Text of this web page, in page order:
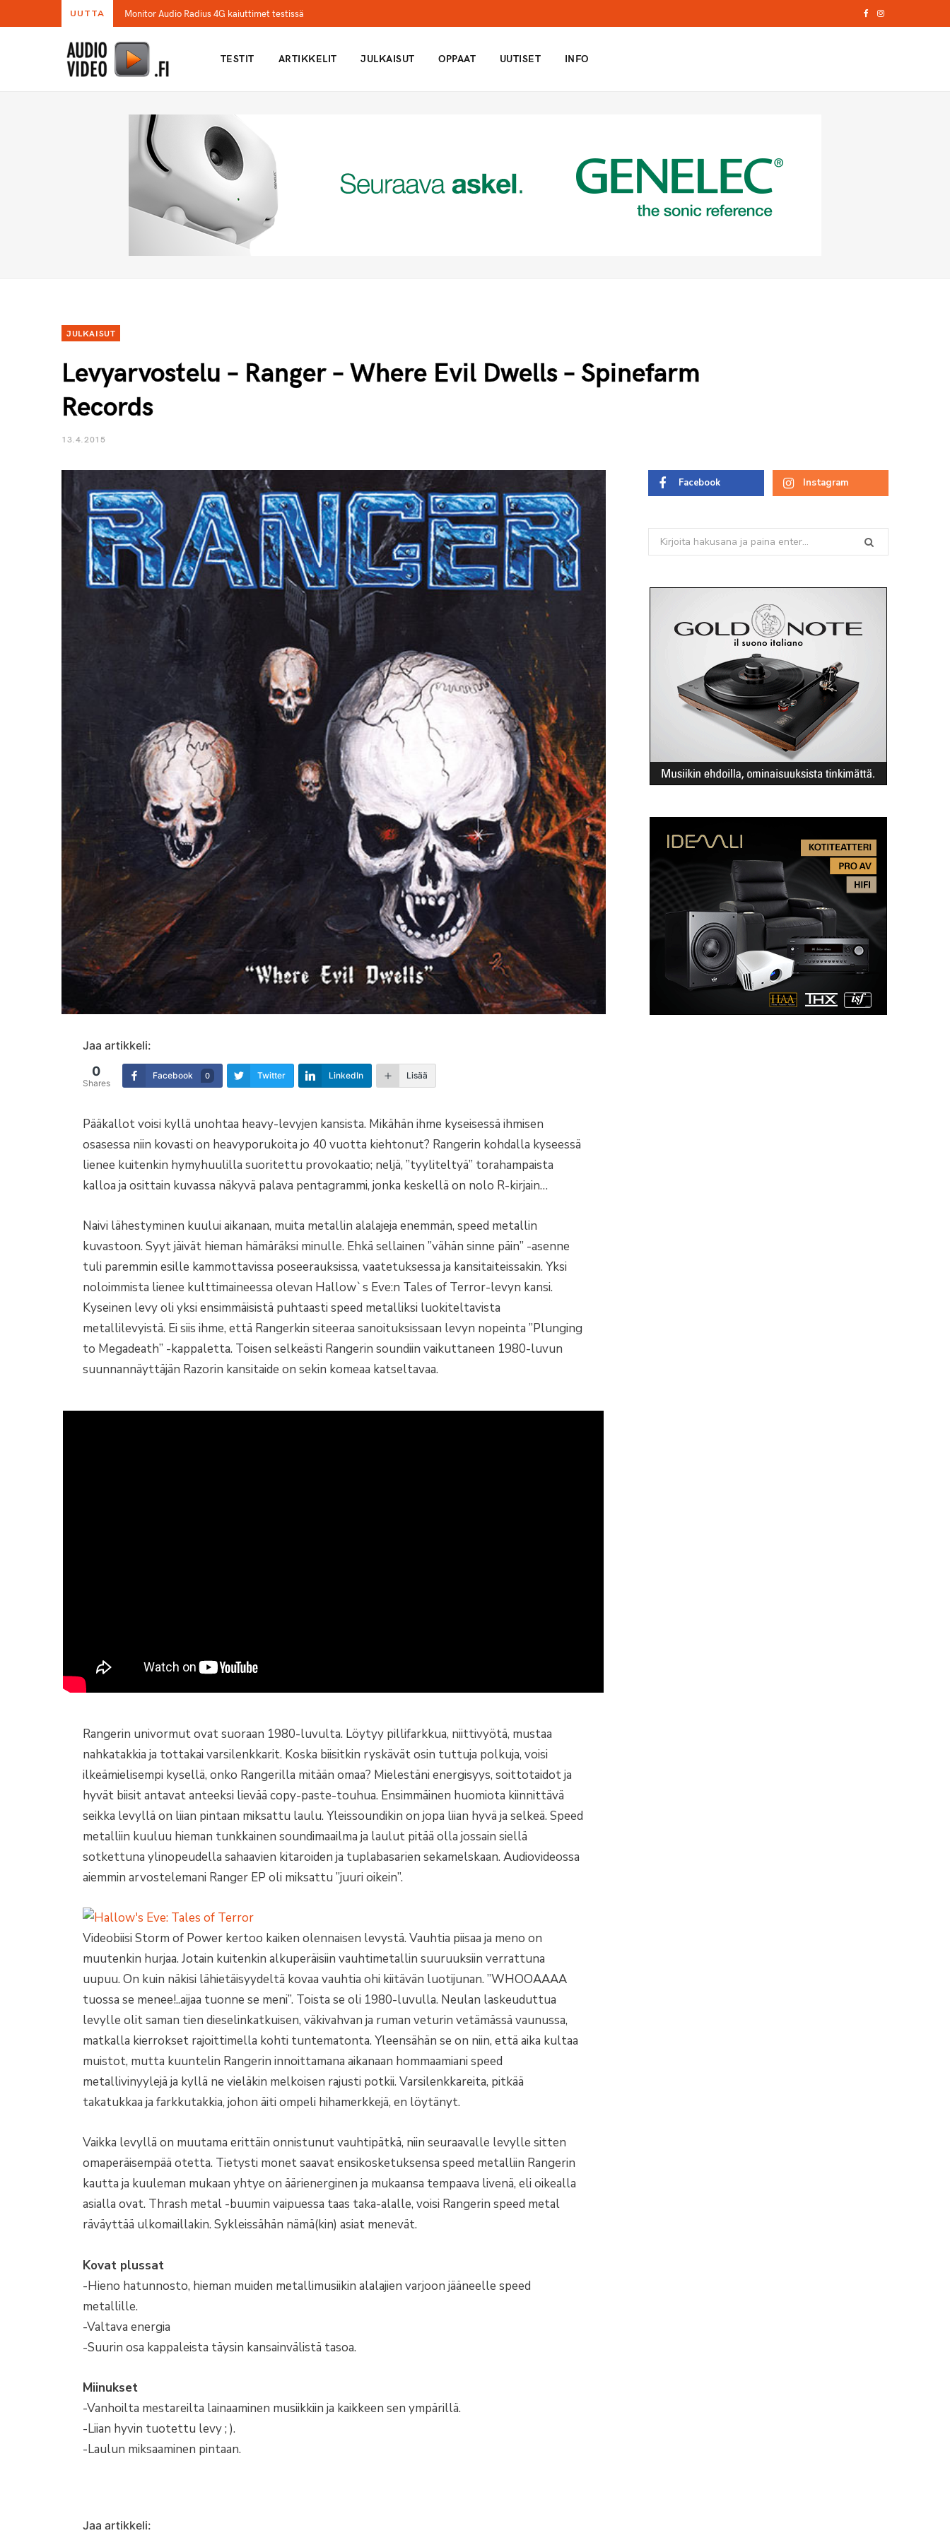
UUTTA Monitor Audio Radius 4G kaiuttimet testissä I
TESTIT ARTIKKELIT JULKAISUT OPPAAT UUTISET INFO
JULKAISUT
Levyarvostelu – Ranger – Where Evil Dwells – Spinefarm
Records
13.4.2015
Jaa artikkeli:
0
Shares
Facebook 0 Twitter LinkedIn Lisää
Pääkallot voisi kyllä unohtaa heavy-levyjen kansista. Mikähän ihme kyseisessä ihmisen
osasessa niin kovasti on heavyporukoita jo 40 vuotta kiehtonut? Rangerin kohdalla kyseessä
lienee kuitenkin hymyhuulilla suoritettu provokaatio; neljä, ”tyyliteltyä” torahampaista
kalloa ja osittain kuvassa näkyvä palava pentagrammi, jonka keskellä on nolo R-kirjain…
Naivi lähestyminen kuului aikanaan, muita metallin alalajeja enemmän, speed metallin
kuvastoon. Syyt jäivät hieman hämäräksi minulle. Ehkä sellainen ”vähän sinne päin” -asenne
tuli paremmin esille kammottavissa poseerauksissa, vaatetuksessa ja kansitaiteissakin. Yksi
noloimmista lienee kulttimaineessa olevan Hallow`s Eve:n Tales of Terror-levyn kansi.
Kyseinen levy oli yksi ensimmäisistä puhtaasti speed metalliksi luokiteltavista
metallilevyistä. Ei siis ihme, että Rangerkin siteeraa sanoituksissaan levyn nopeinta ”Plunging
to Megadeath” -kappaletta. Toisen selkeästi Rangerin soundiin vaikuttaneen 1980-luvun
suunnannäyttäjän Razorin kansitaide on sekin komeaa katseltavaa.
Rangerin univormut ovat suoraan 1980-luvulta. Löytyy pillifarkkua, niittivyötä, mustaa
nahkatakkia ja tottakai varsilenkkarit. Koska biisitkin ryskävät osin tuttuja polkuja, voisi
ilkeämielisempi kysellä, onko Rangerilla mitään omaa? Mielestäni energisyys, soittotaidot ja
hyvät biisit antavat anteeksi lievää copy-paste-touhua. Ensimmäinen huomiota kiinnittävä
seikka levyllä on liian pintaan miksattu laulu. Yleissoundikin on jopa liian hyvä ja selkeä. Speed
metalliin kuuluu hieman tunkkainen soundimaailma ja laulut pitää olla jossain siellä
sotkettuna ylinopeudella sahaavien kitaroiden ja tuplabasarien sekamelskaan. Audiovideossa
aiemmin arvostelemani Ranger EP oli miksattu ”juuri oikein”.
Videobiisi Storm of Power kertoo kaiken olennaisen levystä. Vauhtia piisaa ja meno on
muutenkin hurjaa. Jotain kuitenkin alkuperäisiin vauhtimetallin suuruuksiin verrattuna
uupuu. On kuin näkisi lähietäisyydeltä kovaa vauhtia ohi kiitävän luotijunan. ”WHOOAAAA
tuossa se menee!..aijaa tuonne se meni”. Toista se oli 1980-luvulla. Neulan laskeuduttua
levylle olit saman tien dieselinkatkuisen, väkivahvan ja ruman veturin vetämässä vaunussa,
matkalla kierrokset rajoittimella kohti tuntematonta. Yleensähän se on niin, että aika kultaa
muistot, mutta kuuntelin Rangerin innoittamana aikanaan hommaamiani speed
metallivinyylejä ja kyllä ne vieläkin melkoisen rajusti potkii. Varsilenkkareita, pitkää
takatukkaa ja farkkutakkia, johon äiti ompeli hihamerkkejä, en löytänyt.
Vaikka levyllä on muutama erittäin onnistunut vauhtipätkä, niin seuraavalle levylle sitten
omaperäisempää otetta. Tietysti monet saavat ensikosketuksensa speed metalliin Rangerin
kautta ja kuuleman mukaan yhtye on äärienerginen ja mukaansa tempaava livenä, eli oikealla
asialla ovat. Thrash metal -buumin vaipuessa taas taka-alalle, voisi Rangerin speed metal
räväyttää ulkomaillakin. Sykleissähän nämä(kin) asiat menevät.
Kovat plussat
-Hieno hatunnosto, hieman muiden metallimusiikin alalajien varjoon jääneelle speed
metallille.
-Valtava energia
-Suurin osa kappaleista täysin kansainvälistä tasoa.
Miinukset
-Vanhoilta mestareilta lainaaminen musiikkiin ja kaikkeen sen ympärillä.
-Liian hyvin tuotettu levy ; ).
-Laulun miksaaminen pintaan.
Jaa artikkeli:
Facebook Instagram
Search
for: